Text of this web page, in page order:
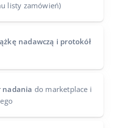
listy zamówień)
nadawczą i protokół
nadania do marketplace i